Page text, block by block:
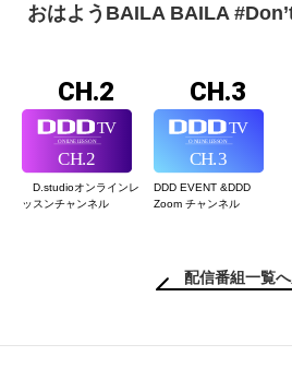
おはようBAILA BAILA
CH.2
D.studioオンラインレ
ッスンチャンネル
CH.3
DDD EVENT &DDD
Zoom チャンネル
配信番組一覧